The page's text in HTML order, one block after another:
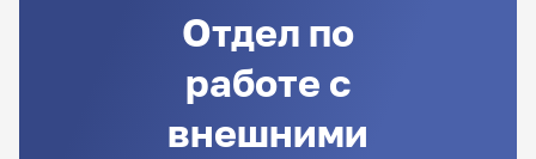
Отдел по
работе с
внешними